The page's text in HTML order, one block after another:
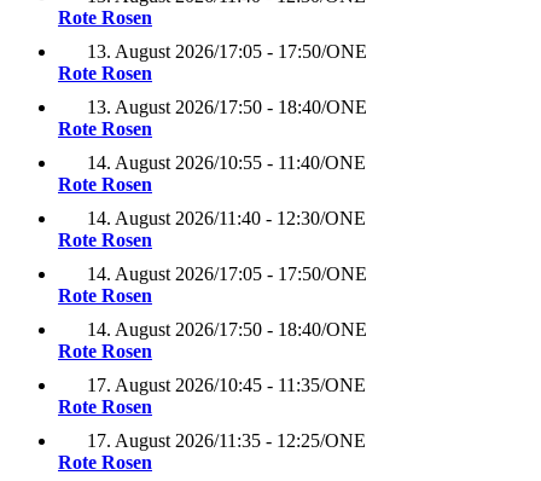
Rote Rosen
13. August 2026/17:05 - 17:50/ONE
Rote Rosen
13. August 2026/17:50 - 18:40/ONE
Rote Rosen
14. August 2026/10:55 - 11:40/ONE
Rote Rosen
14. August 2026/11:40 - 12:30/ONE
Rote Rosen
14. August 2026/17:05 - 17:50/ONE
Rote Rosen
14. August 2026/17:50 - 18:40/ONE
Rote Rosen
17. August 2026/10:45 - 11:35/ONE
Rote Rosen
17. August 2026/11:35 - 12:25/ONE
Rote Rosen